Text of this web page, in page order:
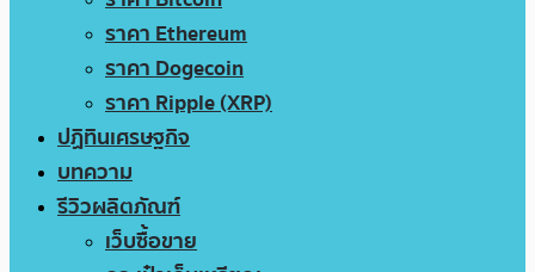
ราคา Ethereum
ราคา Dogecoin
ราคา Ripple (XRP)
ปฏิทินเศรษฐกิจ
บทความ
รีวิวผลิตภัณฑ์
เว็บซื้อขาย